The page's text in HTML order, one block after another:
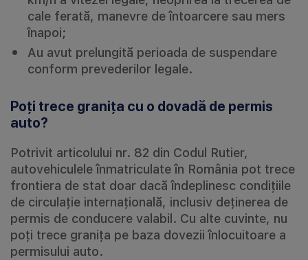
cale ferată, manevre de întoarcere sau mers
înapoi;
Au avut prelungită perioada de suspendare
conform prevederilor legale.
Poți trece granița cu o dovadă de permis
auto?
Potrivit articolului nr. 82 din Codul Rutier,
autovehiculele înmatriculate în România pot trece
frontiera de stat doar dacă îndeplinesc condițiile
de circulație internațională, inclusiv deținerea de
permis de conducere valabil. Cu alte cuvinte, nu
poți trece granița pe baza dovezii înlocuitoare a
permisului auto.